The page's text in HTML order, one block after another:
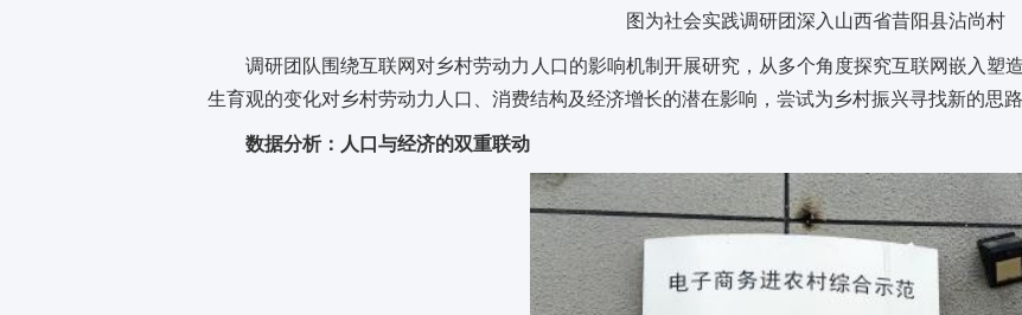
图为社会实践调研团深入山西省昔阳县沾尚村
调研团队围绕互联网对乡村劳动力人口的影响机制开展研究，从多个角度探究互联网嵌入塑
生育观的变化对乡村劳动力人口、消费结构及经济增长的潜在影响，尝试为乡村振兴寻找新的思路
数据分析：人口与经济的双重联动